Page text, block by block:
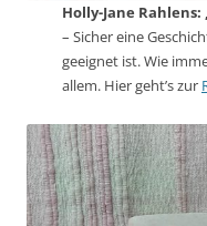
Holly-Jane Rahlens:
– Sicher eine
geeignet ist. Wie
allem. Hier geht’s zur